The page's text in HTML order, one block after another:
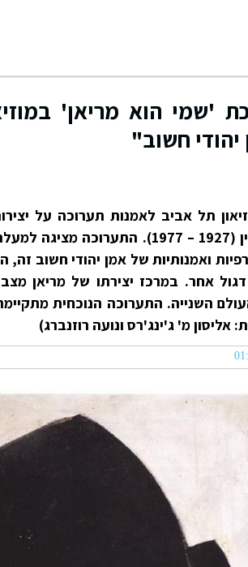
'שמי הוא מריאן'
יהודי חשוב"
תל אביב לאמנות תערוכה על
האמן היהודי פנחס בורשטיין (1927 –
ואמנותיות של אמן יהודי חשוב
דגול אחר. במרכז יצירתו של מריאן
השנייה. התערוכה הנוכחית
אליסון מ' ג'ינג'רס ונועה רוזנברג)